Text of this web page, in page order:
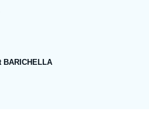
fréquentes
BARICHELLA